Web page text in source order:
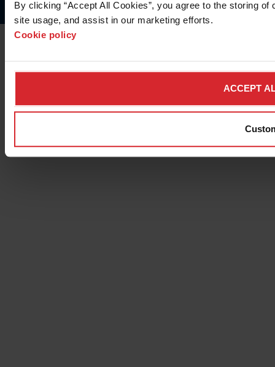
By clicking “Accept All Cookies”, you agree to the storing
site usage, and assist in our marketing efforts.
Cookie policy
ACCEPT